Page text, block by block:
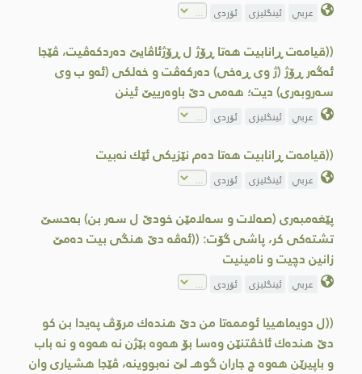
عربي ئینگلیزی ئۆردی
((قیامه‌ت ڕانابیت هه‌تا ڕۆژ ل ڕۆژئاڤایێ ده‌ردكه‌ڤیت، ڤێجا
ئه‌گه‌ر ڕۆژ (ژ وی ڕه‌خی) ده‌ركه‌ڤت و خه‌لكی (ئه‌و ب وی
سه‌روبه‌ری) دیت؛ هه‌می دێ باوه‌رییێ ئینن
عربي ئینگلیزی ئۆردی
((قیامه‌ت ڕانابیت هه‌تا ده‌م نێزیكی ئێك نه‌‌بیت
عربي ئینگلیزی ئۆردی
پێغه‌مبه‌ری (صه‌لات و سه‌لامێن خودێ ل سه‌ر بن) به‌حسێ
تشته‌كی كر، پاشی گۆت: ((ئه‌ڤه‌ دێ هنگی بیت ده‌مێ
زانین دچیت و نامینیت
عربي ئینگلیزی ئۆردی
((ل دویماهییا ئوممه‌تا من دێ هنده‌ك مرۆڤ په‌یدا بن كو
دێ هنده‌ك ئاخڤتنێن وه‌سا بۆ هه‌وه‌ بێژن نه‌ هه‌وه‌ و نه‌ باب
و باپیرێن هه‌وه‌ چ جاران گوهـ لێ نه‌بووینه‌، ڤێجا هشیاری وان